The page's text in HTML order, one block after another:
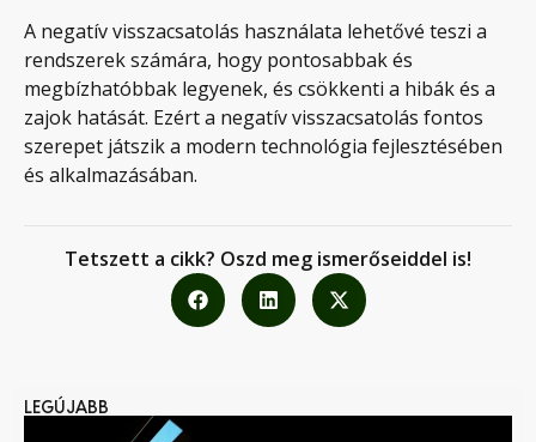
A negatív visszacsatolás használata lehetővé teszi a
rendszerek számára, hogy pontosabbak és
megbízhatóbbak legyenek, és csökkenti a hibák és a
zajok hatását. Ezért a negatív visszacsatolás fontos
szerepet játszik a modern technológia fejlesztésében
és alkalmazásában.
Tetszett a cikk? Oszd meg ismerőseiddel is!
LEGÚJABB